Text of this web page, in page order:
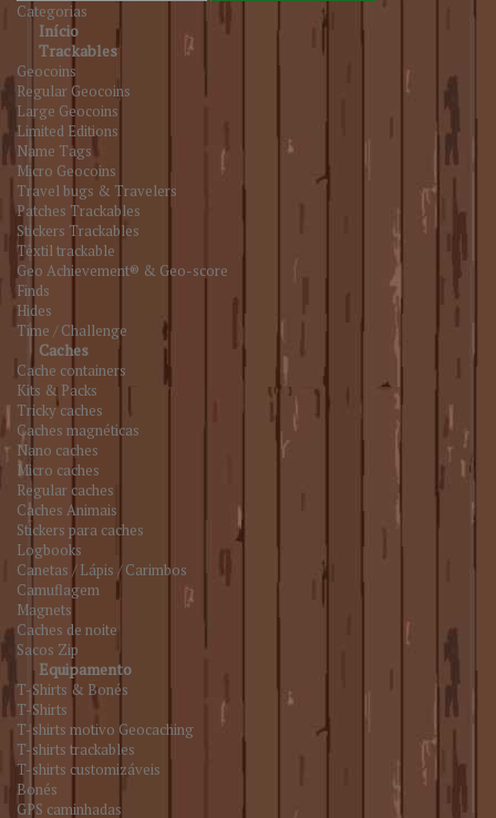
Categorias
Início
Trackables
Geocoins
Regular Geocoins
Large Geocoins
Limited Editions
Name Tags
Micro Geocoins
Travel bugs & Travelers
Patches Trackables
Stickers Trackables
Têxtil trackable
Geo Achievement® & Geo-score
Finds
Hides
Time / Challenge
Caches
Cache containers
Kits & Packs
Tricky caches
Caches magnéticas
Nano caches
Micro caches
Regular caches
Caches Animais
Stickers para caches
Logbooks
Canetas / Lápis / Carimbos
Camuflagem
Magnets
Caches de noite
Sacos Zip
Equipamento
T-Shirts & Bonés
T-Shirts
T-shirts motivo Geocaching
T-shirts trackables
T-shirts customizáveis
Bonés
GPS caminhadas